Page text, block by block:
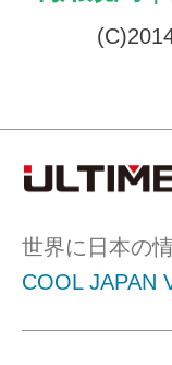
世界に日本の
COOL JAPAN